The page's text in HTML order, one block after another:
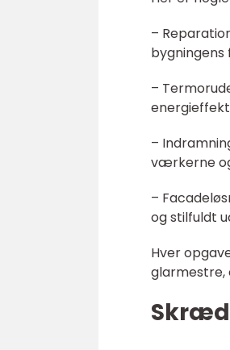
–
bygningens
–
–
værkerne
–
og stilfuldt
Hver
glarmestre,